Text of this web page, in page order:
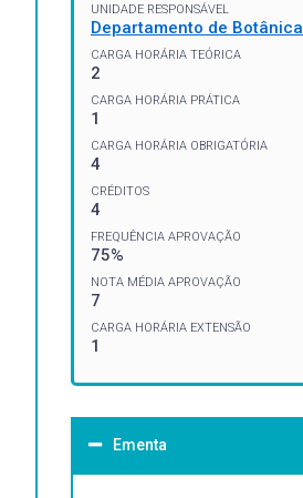
UNIDADE RESPONSÁVEL
Departamento de Botânica
CARGA HORÁRIA TEÓRICA
2
CARGA HORÁRIA PRÁTICA
1
CARGA HORÁRIA OBRIGATÓRIA
4
CRÉDITOS
4
FREQUÊNCIA APROVAÇÃO
75%
NOTA MÉDIA APROVAÇÃO
7
CARGA HORÁRIA EXTENSÃO
1
Ementa